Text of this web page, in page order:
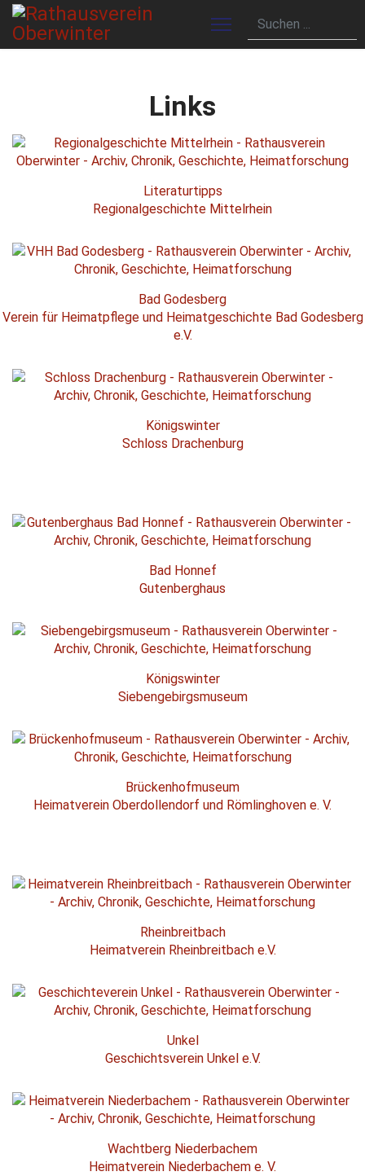
Links
Literaturtipps
Regionalgeschichte Mittelrhein
Bad Godesberg
Verein für Heimatpflege und Heimatgeschichte Bad Godesberg
e.V.
Königswinter
Schloss Drachenburg
Bad Honnef
Gutenberghaus
Königswinter
Siebengebirgsmuseum
Brückenhofmuseum
Heimatverein Oberdollendorf und Römlinghoven e. V.
Rheinbreitbach
Heimatverein Rheinbreitbach e.V.
Unkel
Geschichtsverein Unkel e.V.
Wachtberg Niederbachem
Heimatverein Niederbachem e. V.